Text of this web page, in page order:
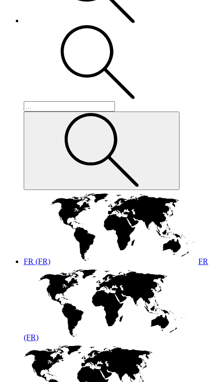
FR (FR) FR
(FR)